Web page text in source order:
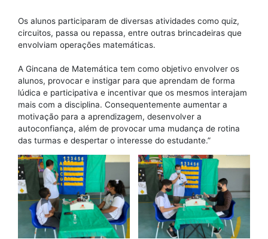
Os alunos participaram de diversas atividades como quiz,
circuitos, passa ou repassa, entre outras brincadeiras que
envolviam operações matemáticas.
A Gincana de Matemática tem como objetivo envolver os
alunos, provocar e instigar para que aprendam de forma
lúdica e participativa e incentivar que os mesmos interajam
mais com a disciplina. Consequentemente aumentar a
motivação para a aprendizagem, desenvolver a
autoconfiança, além de provocar uma mudança de rotina
das turmas e despertar o interesse do estudante.”